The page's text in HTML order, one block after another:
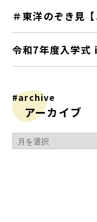
＃東洋のぞき見【
令和7年度入学式
#archive
アーカイブ